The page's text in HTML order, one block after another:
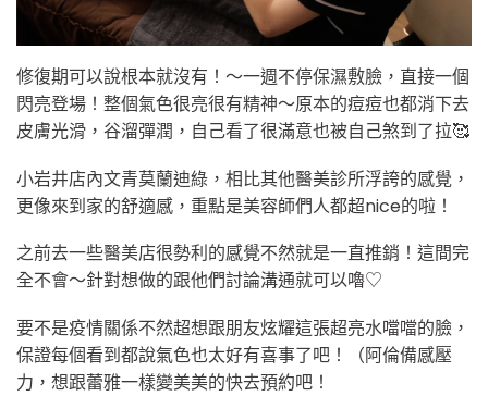
修復期可以說根本就沒有！～一週不停保濕敷臉，直接一個
閃亮登場！整個氣色很亮很有精神～原本的痘痘也都消下去
皮膚光滑，谷溜彈潤，自己看了很滿意也被自己煞到了拉🥰
小岩井店內文青莫蘭迪綠，相比其他醫美診所浮誇的感覺，
更像來到家的舒適感，重點是美容師們人都超nice的啦！
之前去一些醫美店很勢利的感覺不然就是一直推銷！這間完
全不會～針對想做的跟他們討論溝通就可以嚕♡
要不是疫情關係不然超想跟朋友炫耀這張超亮水噹噹的臉，
保證每個看到都說氣色也太好有喜事了吧！（阿倫備感壓
力，想跟蕾雅一樣變美美的快去預約吧！